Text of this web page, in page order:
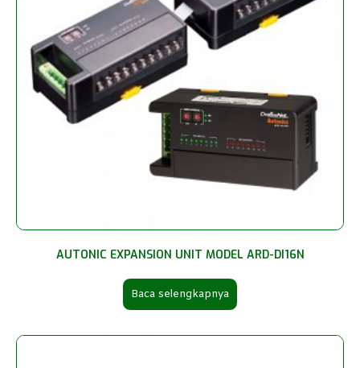
AUTONIC EXPANSION UNIT MODEL ARD-DI16N
Baca selengkapnya